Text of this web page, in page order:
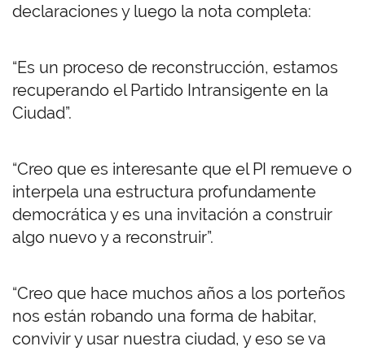
declaraciones y luego la nota completa:
“Es un proceso de reconstrucción, estamos
recuperando el Partido Intransigente en la
Ciudad”.
“Creo que es interesante que el PI remueve o
interpela una estructura profundamente
democrática y es una invitación a construir
algo nuevo y a reconstruir”.
“Creo que hace muchos años a los porteños
nos están robando una forma de habitar,
convivir y usar nuestra ciudad, y eso se va